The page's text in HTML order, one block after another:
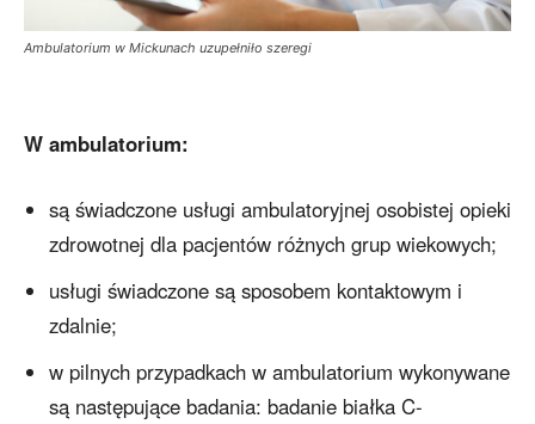
Ambulatorium w Mickunach uzupełniło szeregi
W ambulatorium:
są świadczone usługi ambulatoryjnej osobistej opieki
zdrowotnej dla pacjentów różnych grup wiekowych;
usługi świadczone są sposobem kontaktowym i
zdalnie;
w pilnych przypadkach w ambulatorium wykonywane
są następujące badania: badanie białka C-